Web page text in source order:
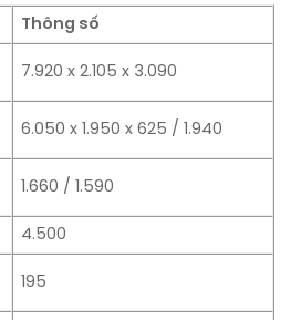
Thông số
7.920 x 2.105 x 3.090
6.050 x 1.950 x 625 / 1.940
1.660 / 1.590
4.500
195